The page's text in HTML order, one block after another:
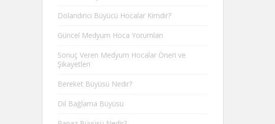
Dolandırıcı Büyücü Hocalar Kimdir?
Güncel Medyum Hoca Yorumları
Sonuç Veren Medyum Hocalar Öneri ve
Şikayetleri
Bereket Büyüsü Nedir?
Dil Bağlama Büyüsü